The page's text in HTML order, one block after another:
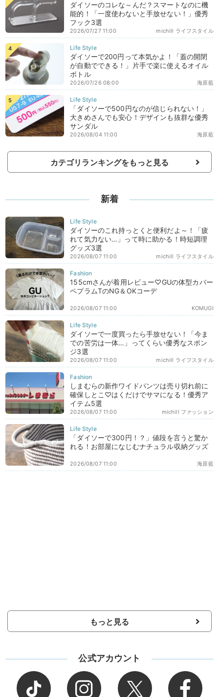
ダイソーのコレな～んだ？スマートなのに機
能的！「一度使わないと手放せない！」優秀
フック3選
michill ライフスタイル
2026/07/27 11:00
ダイソーで200円って本気かよ！「蓋の開閉
が自動でできる！」片手で楽に使えるオイル
ボトル
海原藍
2026/07/26 08:00
「ダイソーで500円なのが信じられない！」
大きめさんでも安心！デザインも抜群な優秀
サンダル
海原藍
2026/08/04 11:00
カテゴリランキングをもっと見る
新着
ダイソーのこれ持っとくと便利だよ～！「疲
れて気力ない…」って時に助かる！時短調理
グッズ3選
michill ライフスタイル
2026/08/07 11:00
155cmさんが着用レビュー♡GUの体型カバー
ペプラムTのNG＆OKコーデ
KOMUGI
2026/08/07 11:00
ダイソーで一度買ったら手放せない！「今ま
での苦労は一体…」ってくらい優秀なスポン
ジ3選
michill ライフスタイル
2026/08/07 11:00
しまむらの新作ワイドパンツは売り切れ前に
確保しとこ♡はくだけでサマになる！優秀ア
イテム5選
michill ファッション
2026/08/07 11:00
「ダイソーで300円！？」値段を言うと驚か
れる！お部屋になじむナチュラル収納グッズ
海原藍
2026/08/07 11:00
もっと見る
公式アカウント